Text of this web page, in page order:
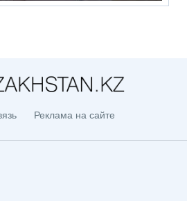
Реклама на сайте